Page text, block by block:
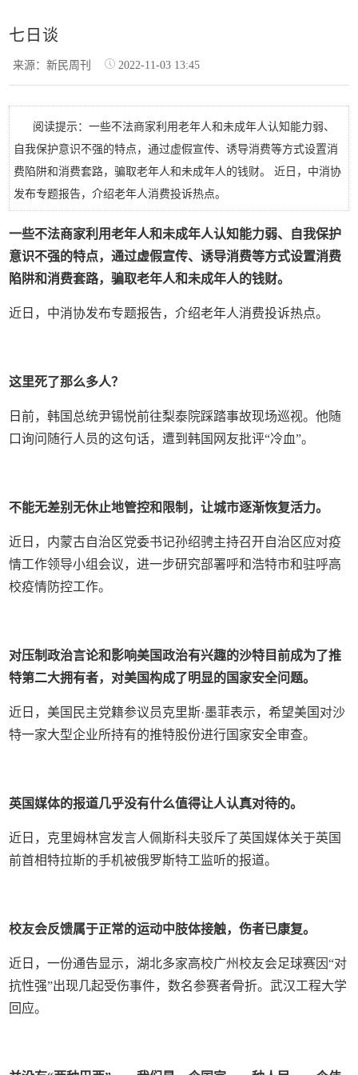
七日谈
来源：新民周刊 2022-11-03 13:45
阅读提示：一些不法商家利用老年人和未成年人认知能力弱、
自我保护意识不强的特点，通过虚假宣传、诱导消费等方式设置消
费陷阱和消费套路，骗取老年人和未成年人的钱财。 近日，中消协
发布专题报告，介绍老年人消费投诉热点。
一些不法商家利用老年人和未成年人认知能力弱、自我保护
意识不强的特点，通过虚假宣传、诱导消费等方式设置消费
陷阱和消费套路，骗取老年人和未成年人的钱财。
近日，中消协发布专题报告，介绍老年人消费投诉热点。
这里死了那么多人？
日前，韩国总统尹锡悦前往梨泰院踩踏事故现场巡视。他随
口询问随行人员的这句话，遭到韩国网友批评“冷血”。
不能无差别无休止地管控和限制，让城市逐渐恢复活力。
近日，内蒙古自治区党委书记孙绍骋主持召开自治区应对疫
情工作领导小组会议，进一步研究部署呼和浩特市和驻呼高
校疫情防控工作。
对压制政治言论和影响美国政治有兴趣的沙特目前成为了推
特第二大拥有者，对美国构成了明显的国家安全问题。
近日，美国民主党籍参议员克里斯·墨菲表示，希望美国对沙
特一家大型企业所持有的推特股份进行国家安全审查。
英国媒体的报道几乎没有什么值得让人认真对待的。
近日，克里姆林宫发言人佩斯科夫驳斥了英国媒体关于英国
前首相特拉斯的手机被俄罗斯特工监听的报道。
校友会反馈属于正常的运动中肢体接触，伤者已康复。
近日，一份通告显示，湖北多家高校广州校友会足球赛因“对
抗性强”出现几起受伤事件，数名参赛者骨折。武汉工程大学
回应。